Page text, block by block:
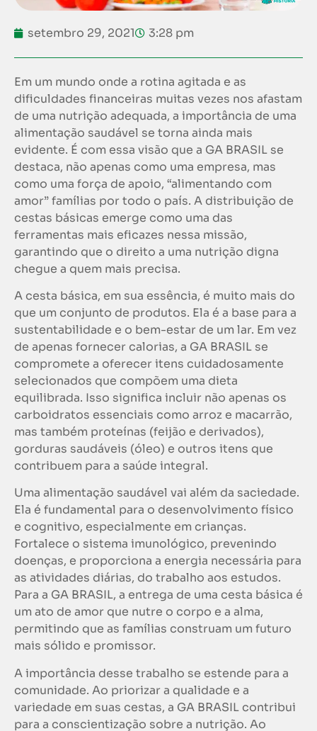
setembro 29, 2021 3:28 pm
Em um mundo onde a rotina agitada e as
dificuldades financeiras muitas vezes nos afastam
de uma nutrição adequada, a importância de uma
alimentação saudável se torna ainda mais
evidente. É com essa visão que a GA BRASIL se
destaca, não apenas como uma empresa, mas
como uma força de apoio, “alimentando com
amor” famílias por todo o país. A distribuição de
cestas básicas emerge como uma das
ferramentas mais eficazes nessa missão,
garantindo que o direito a uma nutrição digna
chegue a quem mais precisa.
A cesta básica, em sua essência, é muito mais do
que um conjunto de produtos. Ela é a base para a
sustentabilidade e o bem-estar de um lar. Em vez
de apenas fornecer calorias, a GA BRASIL se
compromete a oferecer itens cuidadosamente
selecionados que compõem uma dieta
equilibrada. Isso significa incluir não apenas os
carboidratos essenciais como arroz e macarrão,
mas também proteínas (feijão e derivados),
gorduras saudáveis (óleo) e outros itens que
contribuem para a saúde integral.
Uma alimentação saudável vai além da saciedade.
Ela é fundamental para o desenvolvimento físico
e cognitivo, especialmente em crianças.
Fortalece o sistema imunológico, prevenindo
doenças, e proporciona a energia necessária para
as atividades diárias, do trabalho aos estudos.
Para a GA BRASIL, a entrega de uma cesta básica é
um ato de amor que nutre o corpo e a alma,
permitindo que as famílias construam um futuro
mais sólido e promissor.
A importância desse trabalho se estende para a
comunidade. Ao priorizar a qualidade e a
variedade em suas cestas, a GA BRASIL contribui
para a conscientização sobre a nutrição. Ao